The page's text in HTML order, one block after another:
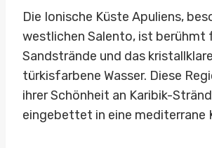
Die Ionische Küste Apuliens,
westlichen Salento, ist berühmt
Sandstrände und das
türkisfarbene Wasser. Diese
ihrer Schönheit an Karibik-
eingebettet in eine mediterrane